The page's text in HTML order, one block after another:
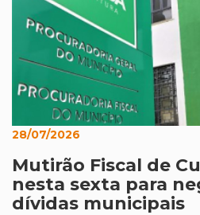
28/07/2026
Mutirão Fiscal de
nesta sexta para
dívidas municipais